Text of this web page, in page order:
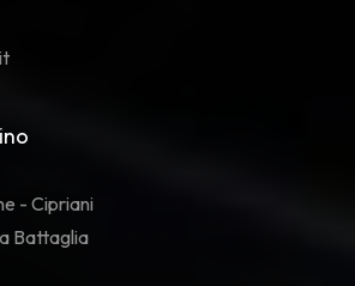
- Cipriani
Battaglia